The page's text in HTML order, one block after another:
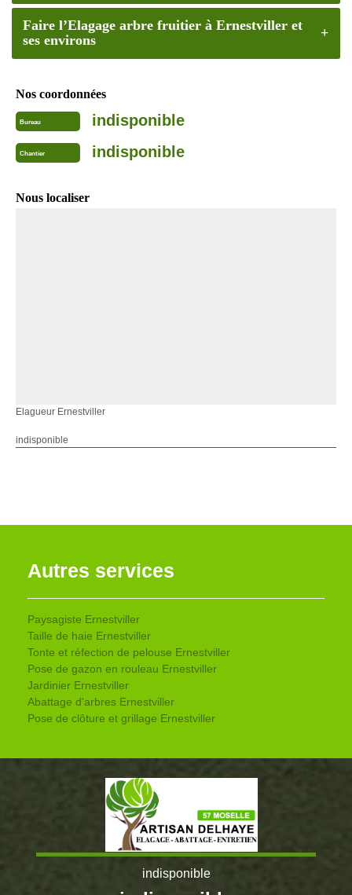
Faire l’Elagage arbre fruitier à Ernestviller et
ses environs
Nos coordonnées
Bureau indisponible
Chantier indisponible
Nous localiser
Elagueur Ernestviller
indisponible
Autres services
Paysagiste Ernestviller
Taille de haie Ernestviller
Tonte et réfection de pelouse Ernestviller
Pose de gazon en rouleau Ernestviller
Jardinier Ernestviller
Abattage d'arbres Ernestviller
Pose de clôture et grillage Ernestviller
indisponible